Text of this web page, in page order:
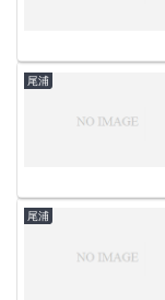
尾浦
尾浦